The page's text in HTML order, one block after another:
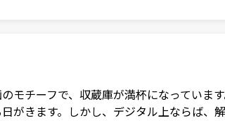
モチーフで、収蔵庫が満杯になっています
がきます。しかし、デジタル上ならば、